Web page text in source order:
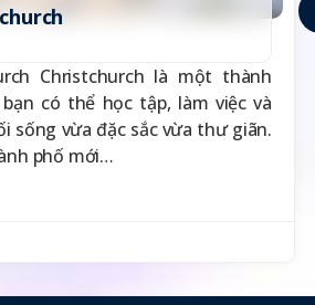
Christchurch là một thành
có thể học tập, làm việc và
sống vừa đặc sắc vừa thư giãn.
phố mới…